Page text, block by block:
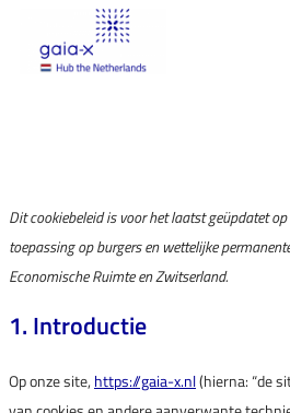
Dit cookiebeleid is voor het laatst geüpdatet
toepassing op burgers en wettelijke
Economische Ruimte en Zwitserland.
1. Introductie
Op onze site, https://gaia-x.nl(hierna: “de